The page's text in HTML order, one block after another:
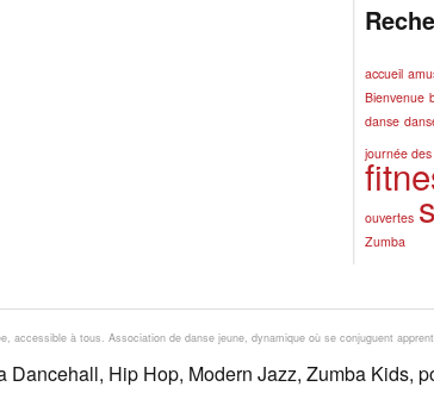
accueil
Bienvenue
danse
journée
ouvertes
Zumba
à tous. Association de danse jeune, dynamique où se conjuguent
Hip Hop, Modern Jazz, Zumba Kids,